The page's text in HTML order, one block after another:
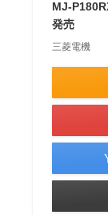
MJ-
発売
三菱電機